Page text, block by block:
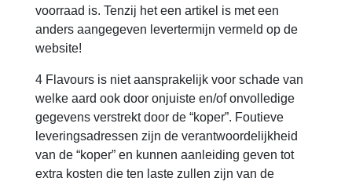
voorraad is. Tenzij het een artikel is met een
anders aangegeven levertermijn vermeld op de
website!
4 Flavours is niet aansprakelijk voor schade van
welke aard ook door onjuiste en/of onvolledige
gegevens verstrekt door de “koper”. Foutieve
leveringsadressen zijn de verantwoordelijkheid
van de “koper” en kunnen aanleiding geven tot
extra kosten die ten laste zullen zijn van de